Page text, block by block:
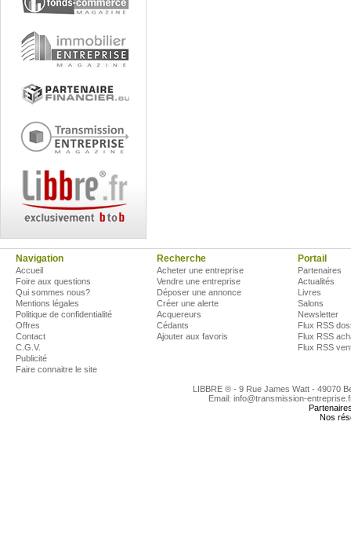
Navigation
Accueil
Foire aux questions
Qui sommes nous?
Mentions légales
Politique de confidentialité
Offres
Contact
C.G.V.
Publicité
Faire connaitre le site
Recherche
Acheter une entreprise
Vendre une entreprise
Déposer une annonce
Créer une alerte
Acquereurs
Cédants
Ajouter aux favoris
Portail
Partenaires
Actualités
Livres
Salons
Newsletter
Flux RSS
Flux RSS
Flux RSS
LIBBRE ® - 9 Rue James Watt - 49070
Email: info@transmission-
Nos